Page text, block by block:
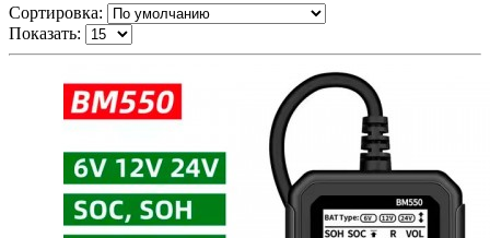
Сортировка:
Показать: